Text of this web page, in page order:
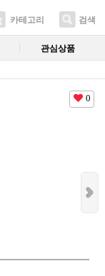
카테고리 검색
관심상품
0